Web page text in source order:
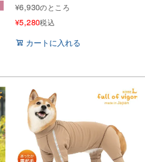
¥6,930のところ
¥5,280税込
カートに入れる